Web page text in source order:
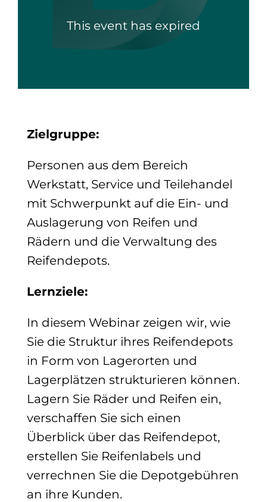
This event has expired
Zielgruppe:
Personen aus dem Bereich
Werkstatt, Service und Teilehandel
mit Schwerpunkt auf die Ein- und
Auslagerung von Reifen und
Rädern und die Verwaltung des
Reifendepots.
Lernziele:
In diesem Webinar zeigen wir, wie
Sie die Struktur ihres Reifendepots
in Form von Lagerorten und
Lagerplätzen strukturieren können.
Lagern Sie Räder und Reifen ein,
verschaffen Sie sich einen
Überblick über das Reifendepot,
erstellen Sie Reifenlabels und
verrechnen Sie die Depotgebühren
an ihre Kunden.